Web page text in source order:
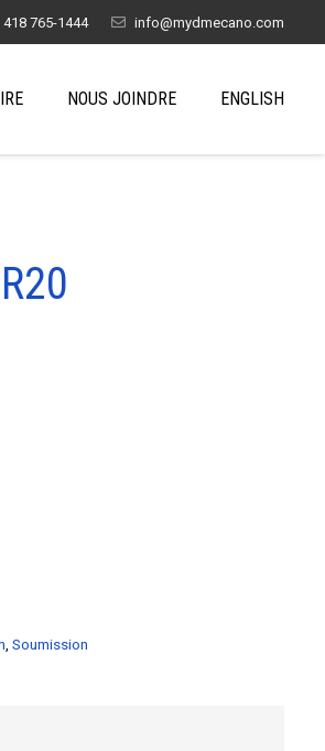
418 765-1444 info@mydmecano.com
NOUS JOINDRE ENGLISH
Soumission